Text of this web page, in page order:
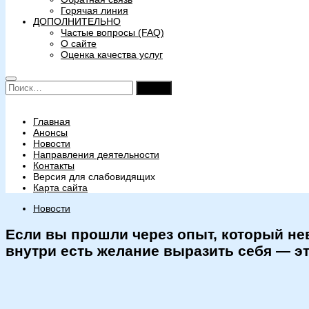
Горячая линия
ДОПОЛНИТЕЛЬНО
Частые вопросы (FAQ)
О сайте
Оценка качества услуг
Найти:
Главная
Анонсы
Новости
Направления деятельности
Контакты
Версия для слабовидящих
Карта сайта
Новости
Если вы прошли через опыт, который
внутри есть желание выразить себя —